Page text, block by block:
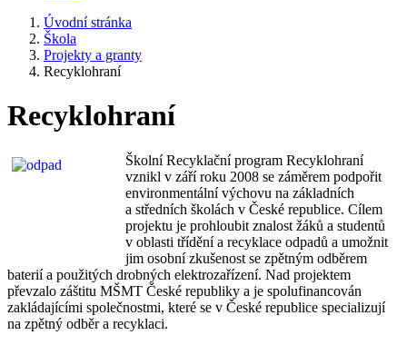
Úvodní stránka
Škola
Projekty a granty
Recyklohraní
Recyklohraní
Školní Recyklační program Recyklohraní
vznikl v září roku 2008 se záměrem podpořit
environmentální výchovu na základních
a středních školách v České republice. Cílem
projektu je prohloubit znalost žáků a studentů
v oblasti třídění a recyklace odpadů a umožnit
jim osobní zkušenost se zpětným odběrem
baterií a použitých drobných elektrozařízení. Nad projektem
převzalo záštitu MŠMT České republiky a je spolufinancován
zakládajícími společnostmi, které se v České republice specializují
na zpětný odběr a recyklaci.